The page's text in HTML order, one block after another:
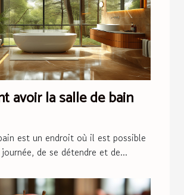
avoir la salle de bain
est un endroit où il est possible
de se détendre et de...